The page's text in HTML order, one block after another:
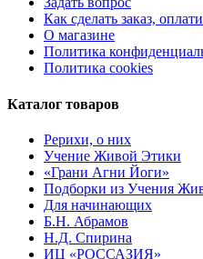
Как сделать заказ,
О магазине
Политика
Политика cookies
Каталог товаров
Рерихи, о них
Учение Живой Этики
«Грани Агни Йоги»
Подборки из Учения
Для начинающих
Б.Н. Абрамов
Н.Д. Спирина
ИЦ «РОССАЗИЯ»